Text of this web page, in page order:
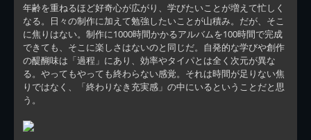
年齢を重ねるほど好奇心が広がり、学びたいことが増えて忙しく
なる。日々の制作に加えて勉強したいことが山積み。だが、そこ
に焦りはない。制作に1000時間かかるアルバムを100時間で完成
できても、そこに楽しさはないのと同じだ。自発的な学びや創作
の醍醐味は「過程」にあり、効率やタイパとは全く次元が異な
る。やってもやっても終わらない感覚。それは時間が足りない焦
りではなく、「終わりなき充実感」の中にいるということだと思
う。